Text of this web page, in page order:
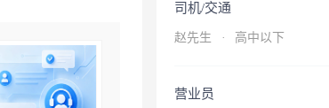
司机/交通
赵先生 · 高中以下
营业员